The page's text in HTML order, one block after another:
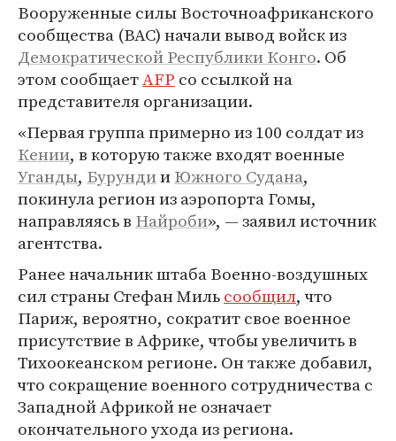
Вооруженные силы Восточноафриканского
сообщества (ВАС) начали вывод войск из
Демократической Республики Конго. Об
этом сообщаетAFP со ссылкой на
представителя организации.
«Первая группа примерно из 100 солдат из
Кении, в которую также входят военные
Уганды, БурундииЮжного Судана,
покинула регион из аэропорта Гомы,
направляясь в Найроби», — заявил источник
агентства.
Ранее начальник штаба Военно-воздушных
сил страны Стефан Мильсообщил, что
Париж, вероятно, сократит свое военное
присутствие в Африке, чтобы увеличить в
Тихоокеанском регионе. Он также добавил,
что сокращение военного сотрудничества с
Западной Африкой не означает
окончательного ухода из региона.